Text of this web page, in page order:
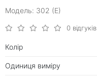
Модель: 302 (Е)
0 відгуків
Колір
Одиниця виміру